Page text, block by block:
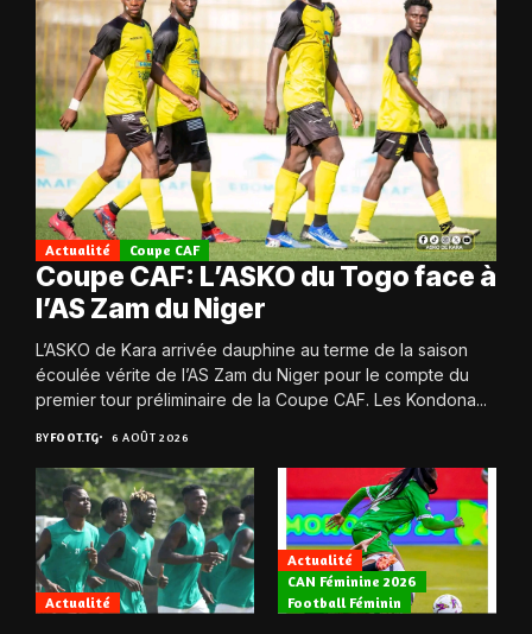
Actualité Coupe CAF
Coupe CAF: L’ASKO du Togo face à
l’AS Zam du Niger
L’ASKO de Kara arrivée dauphine au terme de la saison
écoulée vérite de l’AS Zam du Niger pour le compte du
premier tour préliminaire de la Coupe CAF. Les Kondona...
BYFOOT.TG 6 AOÛT 2026
Actualité
Actualité
CAN Féminine 2026
Football Féminin